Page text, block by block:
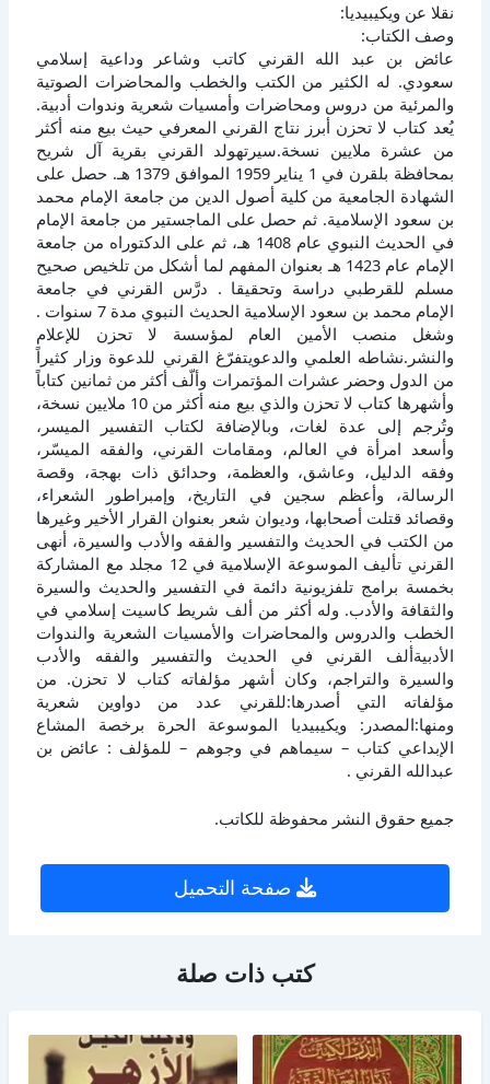
نقلا عن ويكيبيديا:
وصف الكتاب:
عائض بن عبد الله القرني كاتب وشاعر وداعية إسلامي
سعودي. له الكثير من الكتب والخطب والمحاضرات الصوتية
والمرئية من دروس ومحاضرات وأمسيات شعرية وندوات أدبية.
يُعد كتاب لا تحزن أبرز نتاج القرني المعرفي حيث بيع منه أكثر
من عشرة ملايين نسخة.سيرتهولد القرني بقرية آل شريح
بمحافظة بلقرن في 1 يناير 1959 الموافق 1379 هـ. حصل على
الشهادة الجامعية من كلية أصول الدين من جامعة الإمام محمد
بن سعود الإسلامية. ثم حصل على الماجستير من جامعة الإمام
في الحديث النبوي عام 1408 هـ، ثم على الدكتوراه من جامعة
الإمام عام 1423 هـ بعنوان المفهم لما أشكل من تلخيص صحيح
مسلم للقرطبي دراسة وتحقيقا . درَّس القرني في جامعة
الإمام محمد بن سعود الإسلامية الحديث النبوي مدة 7 سنوات .
وشغل منصب الأمين العام لمؤسسة لا تحزن للإعلام
والنشر.نشاطه العلمي والدعويتفرّغ القرني للدعوة وزار كثيراً
من الدول وحضر عشرات المؤتمرات وألّف أكثر من ثمانين كتاباً
وأشهرها كتاب لا تحزن والذي بيع منه أكثر من 10 ملايين نسخة،
وتُرجم إلى عدة لغات، وبالإضافة لكتاب التفسير الميسر،
وأسعد امرأة في العالم، ومقامات القرني، والفقه الميسّر،
وفقه الدليل، وعاشق، والعظمة، وحدائق ذات بهجة، وقصة
الرسالة، وأعظم سجين في التاريخ، وإمبراطور الشعراء،
وقصائد قتلت أصحابها، وديوان شعر بعنوان القرار الأخير وغيرها
من الكتب في الحديث والتفسير والفقه والأدب والسيرة، أنهى
القرني تأليف الموسوعة الإسلامية في 12 مجلد مع المشاركة
بخمسة برامج تلفزيونية دائمة في التفسير والحديث والسيرة
والثقافة والأدب. وله أكثر من ألف شريط كاسيت إسلامي في
الخطب والدروس والمحاضرات والأمسيات الشعرية والندوات
الأدبيةألف القرني في الحديث والتفسير والفقه والأدب
والسيرة والتراجم، وكان أشهر مؤلفاته كتاب لا تحزن. من
مؤلفاته التي أصدرها:للقرني عدد من دواوين شعرية
ومنها:المصدر: ويكيبيديا الموسوعة الحرة برخصة المشاع
الإبداعي كتاب – سيماهم في وجوهم – للمؤلف : عائض بن
عبدالله القرني .
جميع حقوق النشر محفوظة للكاتب.
صفحة التحميل
كتب ذات صلة